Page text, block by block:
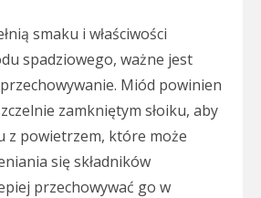
smaku i właściwości
spadziowego, ważne jest
Miód powinien
zamkniętym słoiku, aby
z powietrzem, które może
się składników
przechowywać go w